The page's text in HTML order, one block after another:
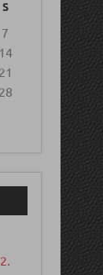
S
7
14
21
28